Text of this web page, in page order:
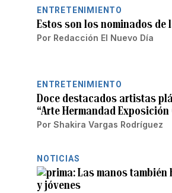
ENTRETENIMIENTO
Estos son los nominados de
Por Redacción El Nuevo Día
ENTRETENIMIENTO
Doce destacados artistas
“Arte Hermandad Exposición
Por Shakira Vargas Rodríguez
NOTICIAS
Las manos
y jóvenes